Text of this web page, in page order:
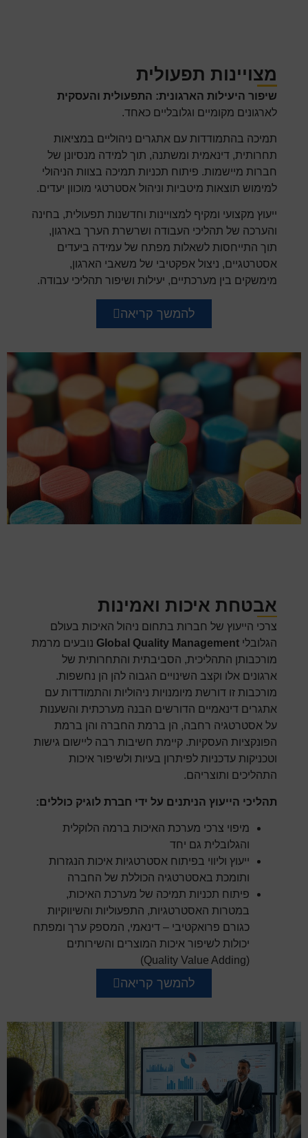
מצויינות תפעולית
שיפור היעילות הארגונית: התפעולית והעסקית
לארגונים מקומיים וגלובליים כאחד.
תמיכה בהתמודדות עם אתגרים ניהוליים במציאות
תחרותית, דינאמית ומשתנה, תוך למידה מנסיונן של
חברות מיישמות. פיתוח תכניות תמיכה בצוות הניהולי
למימוש תוצאות מיטביות וניהול אסטרטגי מוכוון יעדים.
ייעוץ מקצועי ומקיף למצויינות וחדשנות תפעולית, בחינה
והערכה של תהליכי העבודה ושרשרת הערך בארגון,
תוך התייחסות לשאלות מפתח של עמידה ביעדים
אסטרטגיים, ניצול אפקטיבי של משאבי הארגון,
מימשקים בין מערכתיים, יעילות ושיפור תהליכי עבודה.
להמשך קריאה
אבטחת איכות ואמינות
צרכי הייעוץ של חברות בתחום ניהול האיכות בעולם
הגלובלי Global Quality Management נובעים מרמת
מורכבותן התהליכית, הסביבתית והתחרותית של
ארגונים אלו וקצב השינויים הגבוה להן הן נחשפות.
מורכבות זו דורשת מיומנויות ניהוליות והתמודדות עם
אתגרים דינאמיים הדורשים הבנה מערכתית והשענות
על אסטרטגיה רחבה, הן ברמת החברה והן ברמת
הפונקציות העסקיות. קיימת חשיבות רבה ליישום גישות
וטכניקות עדכניות לפיתרון בעיות ולשיפור איכות
התהליכים ותוצריהם.
תהליכי הייעוץ הניתנים על ידי חברת לוגיק כוללים:
מיפוי צרכי מערכת האיכות ברמה הלוקלית
והגלובלית גם יחד
ייעוץ וליווי בפיתוח אסטרטגיות איכות הנגזרות
ותומכת באסטרטגיה הכוללת של החברה
פיתוח תכניות תמיכה של מערכת האיכות,
במטרות האסטרטגיות, התפעוליות והשיווקיות
כגורם פרואקטיבי – דינאמי, המספק ערך ומפתח
יכולות לשיפור איכות המוצרים והשירותים
(Quality Value Adding)
להמשך קריאה